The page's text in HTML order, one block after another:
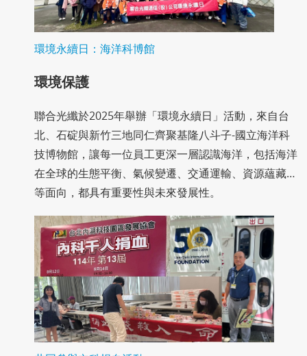
環境永續日：海洋科博館
環境保護
聯合光纖於2025年舉辦「環境永續日」活動，來自台
北、石碇與新竹三地同仁齊聚基隆八斗子-國立海洋科
技博物館，讓每一位員工更深一層認識海洋，包括海洋
在全球的生態平衡、氣候變遷、交通運輸、資源蘊藏…
等面向，都具有重要性與未來發展性。